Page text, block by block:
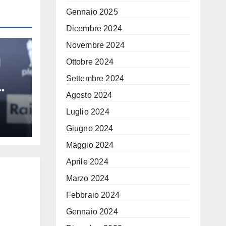
Gennaio 2025
Dicembre 2024
Novembre 2024
Ottobre 2024
Settembre 2024
Agosto 2024
Luglio 2024
Giugno 2024
Maggio 2024
Aprile 2024
Marzo 2024
Febbraio 2024
Gennaio 2024